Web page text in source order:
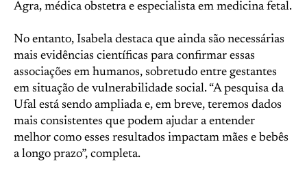
Agra, médica obstetra e especialista em medicina fetal.
No entanto, Isabela destaca que ainda são necessárias
mais evidências científicas para confirmar essas
associações em humanos, sobretudo entre gestantes
em situação de vulnerabilidade social. “A pesquisa da
Ufal está sendo ampliada e, em breve, teremos dados
mais consistentes que podem ajudar a entender
melhor como esses resultados impactam mães e bebês
a longo prazo”, completa.